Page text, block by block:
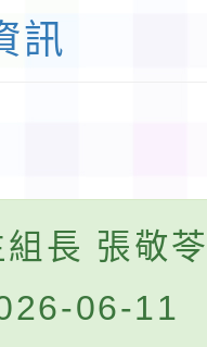
訊
長 張敬
06-11